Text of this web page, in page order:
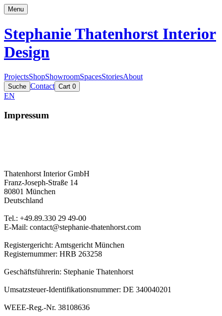
Menu
Stephanie Thatenhorst Interior
Design
ProjectsShopShowroomSpacesStoriesAbout
Suche Contact Cart 0
EN
Impressum
Thatenhorst Interior GmbH
Franz-Joseph-Straße 14
80801 München
Deutschland
Tel.: +49.89.330 29 49-00
E-Mail: contact@stephanie-thatenhorst.com
Registergericht: Amtsgericht München
Registernummer: HRB 263258
Geschäftsführerin: Stephanie Thatenhorst
Umsatzsteuer-Identifikationsnummer: DE 340040201
WEEE-Reg.-Nr. 38108636